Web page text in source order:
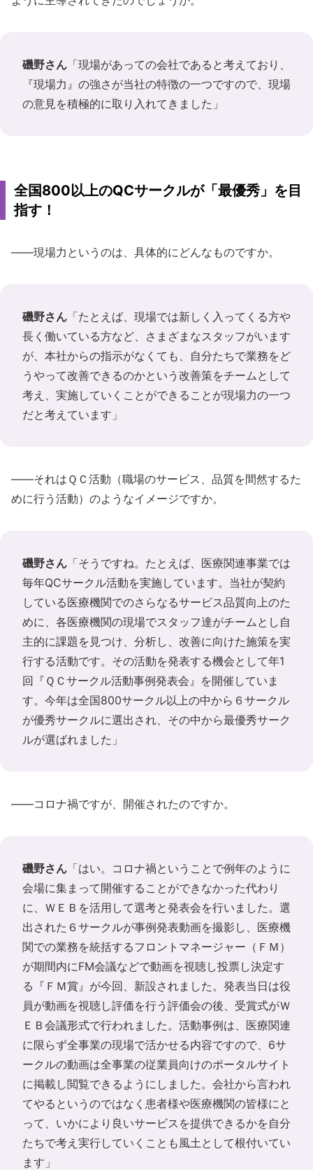
磯野さん 「現場があっての会社であると考えており、
『現場力』の強さが当社の特徴の一つですので、現場
の意見を積極的に取り入れてきました」
全国800以上のQCサークルが「最優秀」を目
指す！
――現場力というのは、具体的にどんなものですか。
磯野さん 「たとえば、現場では新しく入ってくる方や
長く働いている方など、さまざまなスタッフがいます
が、本社からの指示がなくても、自分たちで業務をど
うやって改善できるのかという改善策をチームとして
考え、実施していくことができることが現場力の一つ
だと考えています」
――それはＱＣ活動（職場のサービス、品質を間然するた
めに行う活動）のようなイメージですか。
磯野さん 「そうですね。たとえば、医療関連事業では
毎年QCサークル活動を実施しています。当社が契約
している医療機関でのさらなるサービス品質向上のた
めに、各医療機関の現場でスタッフ達がチームとし自
主的に課題を見つけ、分析し、改善に向けた施策を実
行する活動です。その活動を発表する機会として年1
回『ＱＣサークル活動事例発表会』を開催していま
す。今年は全国800サークル以上の中から６サークル
が優秀サークルに選出され、その中から最優秀サーク
ルが選ばれました」
――コロナ禍ですが、開催されたのですか。
磯野さん 「はい。コロナ禍ということで例年のように
会場に集まって開催することができなかった代わり
に、ＷＥＢを活用して選考と発表会を行いました。選
出された６サークルが事例発表動画を撮影し、医療機
関での業務を統括するフロントマネージャー（ＦＭ）
が期間内にFM会議などで動画を視聴し投票し決定す
る『ＦＭ賞』が今回、新設されました。発表当日は役
員が動画を視聴し評価を行う評価会の後、受賞式がＷ
ＥＢ会議形式で行われました。活動事例は、医療関連
に限らず全事業の現場で活かせる内容ですので、6サ
ークルの動画は全事業の従業員向けのポータルサイト
に掲載し閲覧できるようにしました。会社から言われ
てやるというのではなく患者様や医療機関の皆様にと
って、いかにより良いサービスを提供できるかを自分
たちで考え実行していくことも風土として根付いてい
ます」